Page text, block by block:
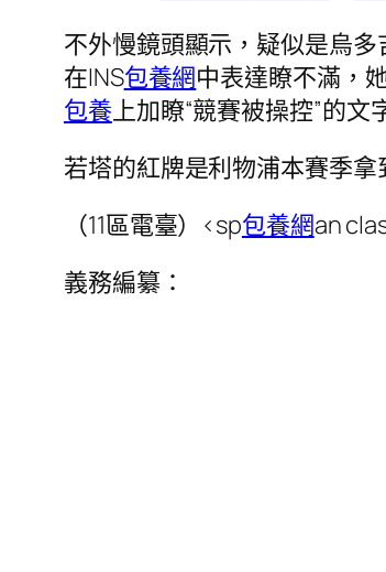
不外慢鏡頭顯示，疑似是烏
在INS包養網中表達瞭不滿，
包養上加瞭“競賽被操控”的文
若塔的紅牌是利物浦本賽季
（11區電臺）<sp包養網an
義務編纂：